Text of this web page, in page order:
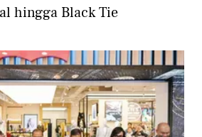
hingga Black Tie